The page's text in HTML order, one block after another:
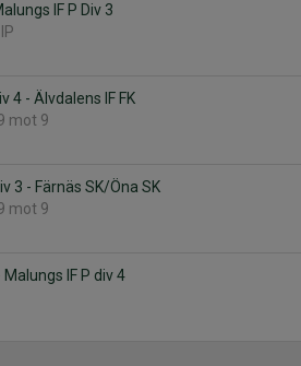
IF P Div 3
4 - Älvdalens IF FK
mot 9
3 - Färnäs SK/Öna SK
mot 9
IF P div 4